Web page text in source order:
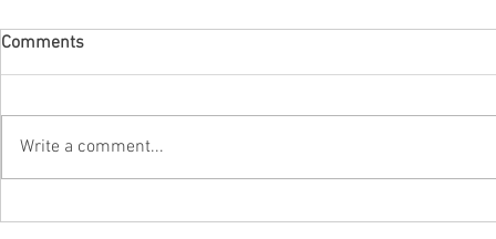
Comments
Write a comment...